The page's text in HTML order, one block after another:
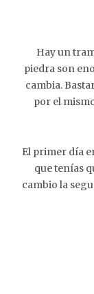
Hay un
piedra son
cambia.
por el
El primer día
que tenías
cambio la